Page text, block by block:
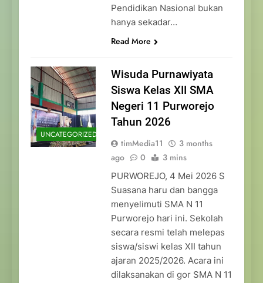
Pendidikan Nasional bukan
hanya sekadar…
Read More
UNCATEGORIZED
Wisuda Purnawiyata
Siswa Kelas XII SMA
Negeri 11 Purworejo
Tahun 2026
timMedia11
3 months
ago
0 3 mins
PURWOREJO, 4 Mei 2026 S
Suasana haru dan bangga
menyelimuti SMA N 11
Purworejo hari ini. Sekolah
secara resmi telah melepas
siswa/siswi kelas XII tahun
ajaran 2025/2026. Acara ini
dilaksanakan di gor SMA N 11